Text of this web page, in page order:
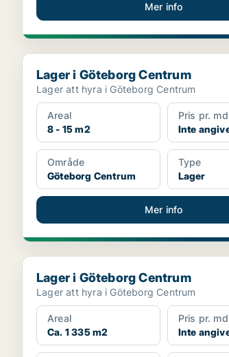
Mer info
Lager i Göteborg Centrum
Lager i Göteborg Centrum
Lager att hyra i Göteborg Centrum
Areal
8 - 15 m2
Pris pr.
Inte
Område
Göteborg Centrum
Type
Lager
Mer info
Lager i Göteborg Centrum
Lager i Göteborg Centrum
Lager att hyra i Göteborg Centrum
Areal
Ca. 1 335 m2
Pris pr.
Inte